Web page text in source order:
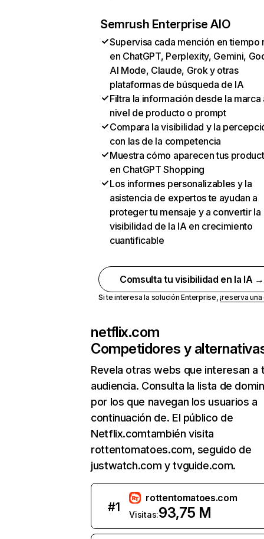
Semrush Enterprise AIO
Supervisa cada mención en tiempo
en ChatGPT, Perplexity, Gemini,
AI Mode, Claude, Grok y otras
plataformas de búsqueda de IA
Filtra la información desde la marca
nivel de producto o prompt
Compara la visibilidad y la
con las de la competencia
Muestra cómo aparecen tus
en ChatGPT Shopping
Los informes personalizables y la
asistencia de expertos te ayudan a
proteger tu mensaje y a convertir la
visibilidad de la IA en crecimiento
cuantificable
Comsulta tu visibilidad en la IA →
Si te interesa la solución Enterprise,¡reserva
netflix.com
Competidores y
Revela otras webs que interesan a
audiencia. Consulta la lista de
por los que navegan los usuarios a
continuación de. El público de
Netflix.comtambién visita
rottentomatoes.com, seguido de
justwatch.com y tvguide.com.
#1
rottentomatoes.com
Visitas:93,75 M